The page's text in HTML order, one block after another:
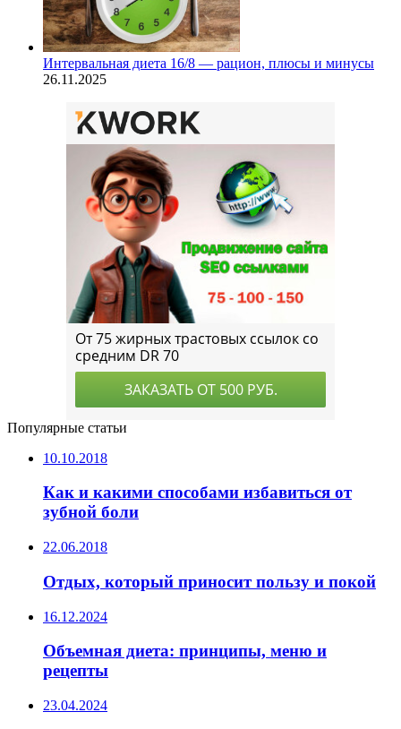
Интервальная диета 16/8 — рацион, плюсы и минусы
26.11.2025
Популярные статьи
10.10.2018
Как и какими способами избавиться от
зубной боли
22.06.2018
Отдых, который приносит пользу и покой
16.12.2024
Объемная диета: принципы, меню и
рецепты
23.04.2024